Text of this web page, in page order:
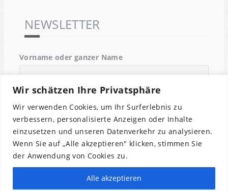
Wir schätzen Ihre Privatsphäre
Wir verwenden Cookies, um Ihr Surferlebnis zu
verbessern, personalisierte Anzeigen oder Inhalte
einzusetzen und unseren Datenverkehr zu analysieren.
Wenn Sie auf „Alle akzeptieren" klicken, stimmen Sie
der Anwendung von Cookies zu.
Alle akzeptieren
NEWSLETTER
Vorname oder ganzer Name
Email
Indem Du fortfährst, akzeptierst Du unsere
Datenschutzerklärung.